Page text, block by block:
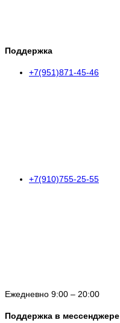
Поддержка
+7(951)871-45-46
+7(910)755-25-55
Ежедневно 9:00 – 20:00
Поддержка в мессенджере